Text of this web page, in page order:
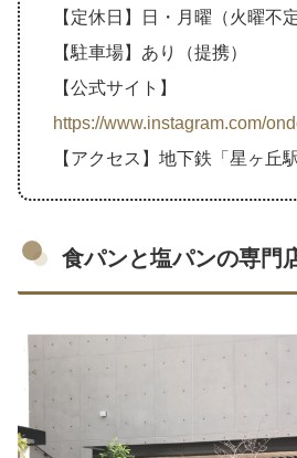
【定休日】日・月曜（火曜不定
【駐車場】あり（提携）
【公式サイト】
https://www.instagram.com/
【アクセス】地下鉄「星ヶ丘
食パンと塩パンの専門